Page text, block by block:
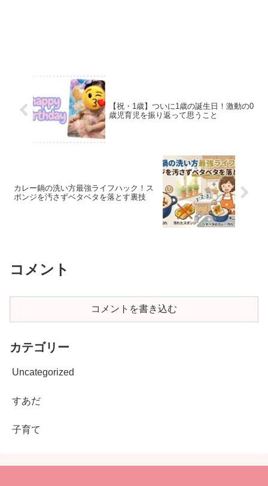
【祝・1歳】ついに1歳の誕生日！激動の0
歳児育児を振り返って思うこと
カレー鍋の洗い方最強ライフハック！ス
ポンジを汚さずベタベタを落とす裏技
コメント
コメントを書き込む
カテゴリー
Uncategorized
すあだ
子育て